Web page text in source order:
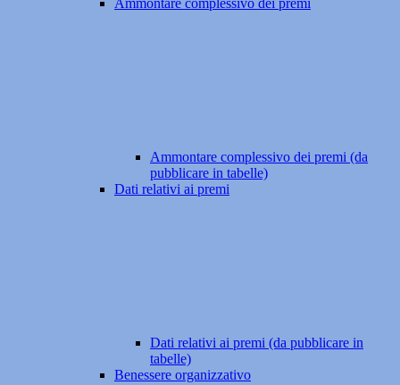
Ammontare complessivo dei premi
Ammontare complessivo dei premi (da
pubblicare in tabelle)
Dati relativi ai premi
Dati relativi ai premi (da pubblicare in
tabelle)
Benessere organizzativo